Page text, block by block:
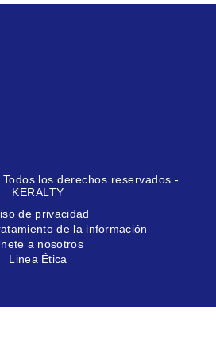
los derechos reservados -
KERALTY
de privacidad
de la información
a nosotros
Linea Ética